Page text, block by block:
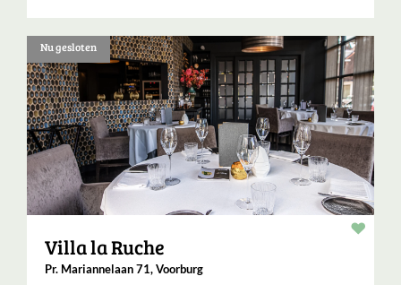
Nu gesloten
Villa la Ruche
Pr. Mariannelaan 71, Voorburg